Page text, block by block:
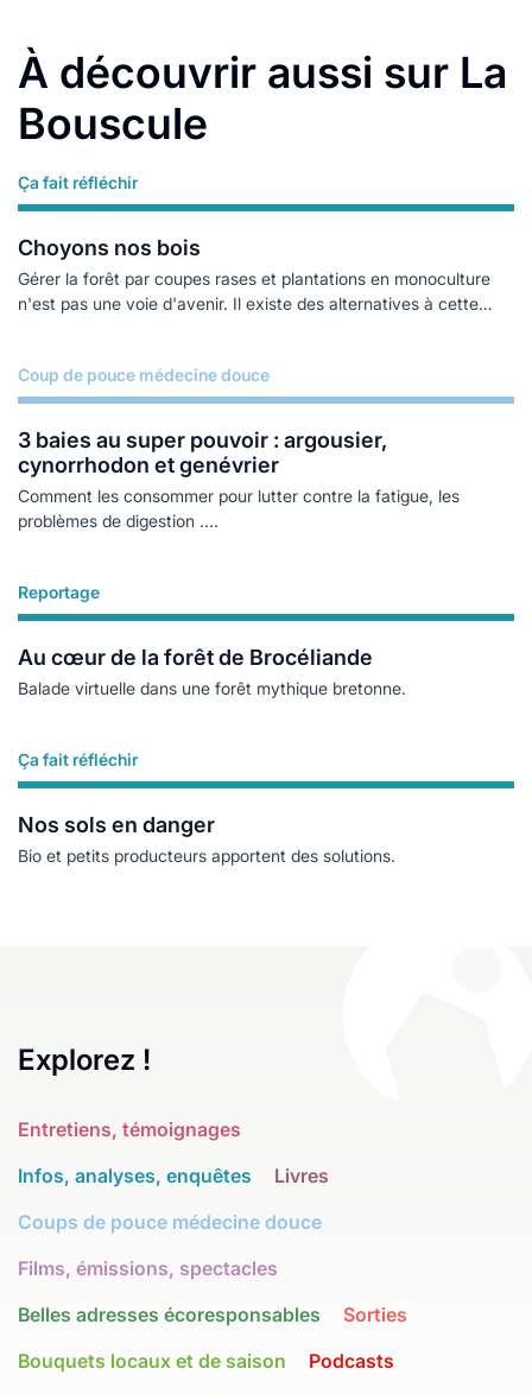
À découvrir aussi sur La
Bouscule
Ça fait réfléchir
Choyons nos bois
Gérer la forêt par coupes rases et plantations en monoculture
n'est pas une voie d'avenir. Il existe des alternatives à cette
Lire plus
Coup de pouce médecine douce
3 baies au super pouvoir : argousier,
cynorrhodon et genévrier
Comment les consommer pour lutter contre la fatigue, les
problèmes de digestion ....
Lire plus
Reportage
Au cœur de la forêt de Brocéliande
Balade virtuelle dans une forêt mythique bretonne.
Lire plus
Ça fait réfléchir
Nos sols en danger
Bio et petits producteurs apportent des solutions.
Lire plus
Explorez !
Entretiens, témoignages
Infos, analyses, enquêtes
Livres
Coups de pouce médecine douce
Films, émissions, spectacles
Belles adresses écoresponsables
Sorties
Bouquets locaux et de saison
Podcasts